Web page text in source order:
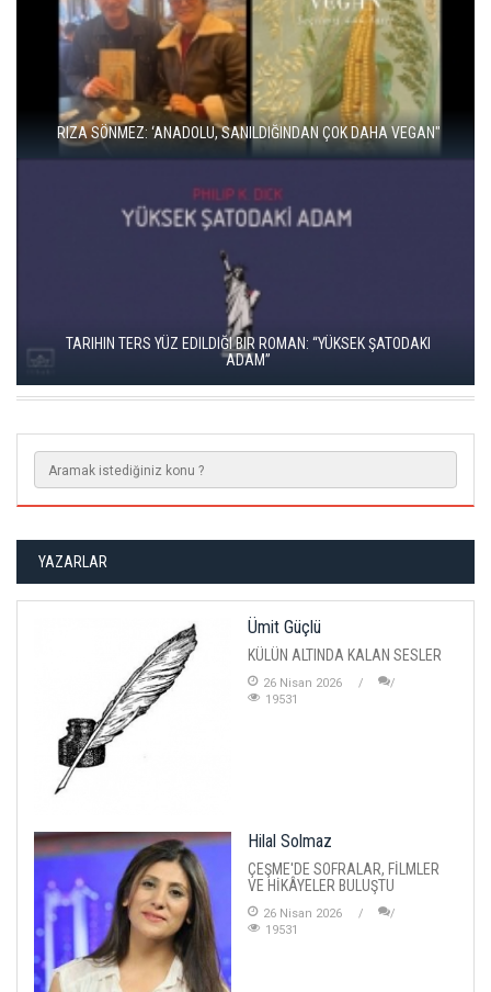
RIZA SÖNMEZ: ‘ANADOLU, SANILDIĞINDAN ÇOK DAHA VEGAN"
TARIHIN TERS YÜZ EDILDIĞI BIR ROMAN: “YÜKSEK ŞATODAKI
ADAM”
YAZARLAR
Ümit Güçlü
KÜLÜN ALTINDA KALAN SESLER
26 Nisan 2026
19531
Hilal Solmaz
ÇEŞME'DE SOFRALAR, FİLMLER
VE HİKÂYELER BULUŞTU
26 Nisan 2026
19531